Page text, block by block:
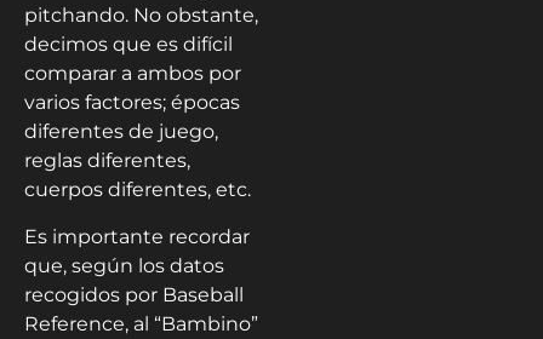
pitchando. No obstante,
decimos que es difícil
comparar a ambos por
varios factores; épocas
diferentes de juego,
reglas diferentes,
cuerpos diferentes, etc.
Es importante recordar
que, según los datos
recogidos por Baseball
Reference, al “Bambino”